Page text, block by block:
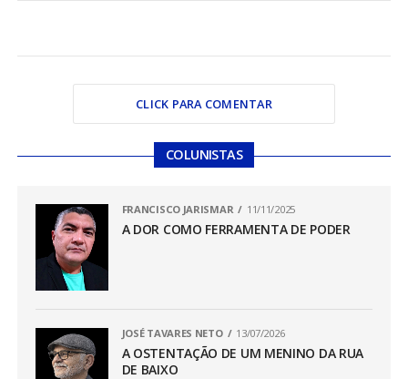
CLICK PARA COMENTAR
COLUNISTAS
FRANCISCO JARISMAR 11/11/2025
A DOR COMO FERRAMENTA DE PODER
JOSÉ TAVARES NETO 13/07/2026
A OSTENTAÇÃO DE UM MENINO DA RUA
DE BAIXO